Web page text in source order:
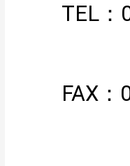
TEL：
FAX：